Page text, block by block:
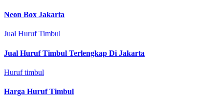
Neon Box Jakarta
Jual Huruf Timbul
Jual Huruf Timbul Terlengkap Di Jakarta
Huruf timbul
Harga Huruf Timbul